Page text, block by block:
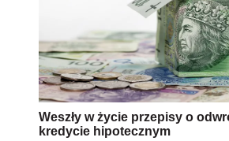
Weszły w życie przepisy o
kredycie hipotecznym